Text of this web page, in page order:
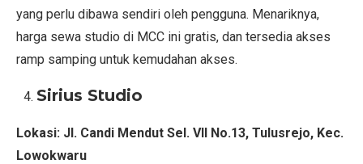
yang perlu dibawa sendiri oleh pengguna. Menariknya,
harga sewa studio di MCC ini gratis, dan tersedia akses
ramp samping untuk kemudahan akses.
Sirius Studio
Lokasi: Jl. Candi Mendut Sel. VII No.13, Tulusrejo, Kec.
Lowokwaru